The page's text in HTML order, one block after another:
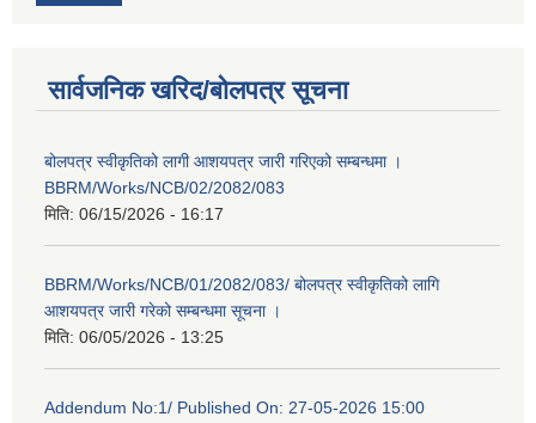
सार्वजनिक खरिद/बोलपत्र सूचना
बोलपत्र स्वीकृतिको लागी आशयपत्र जारी गरिएको सम्बन्धमा ।
BBRM/Works/NCB/02/2082/083
मिति: 06/15/2026 - 16:17
BBRM/Works/NCB/01/2082/083/ बोलपत्र स्वीकृतिको लागि
आशयपत्र जारी गरेको सम्बन्धमा सूचना ।
मिति: 06/05/2026 - 13:25
Addendum No:1/ Published On: 27-05-2026 15:00